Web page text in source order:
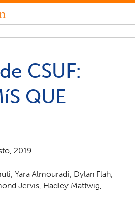
CSUF:
QUE
2019
Yara Almouradi, Dylan Flah,
Jervis, Hadley Mattwig,